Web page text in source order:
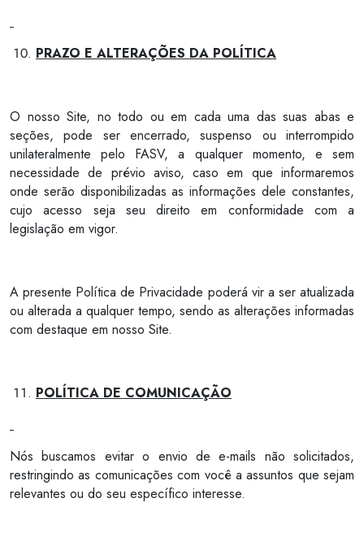
PRAZO E ALTERAÇÕES DA POLÍTICA
O nosso Site, no todo ou em cada uma das suas abas e
seções, pode ser encerrado, suspenso ou interrompido
unilateralmente pelo FASV, a qualquer momento, e sem
necessidade de prévio aviso, caso em que informaremos
onde serão disponibilizadas as informações dele constantes,
cujo acesso seja seu direito em conformidade com a
legislação em vigor.
A presente Política de Privacidade poderá vir a ser atualizada
ou alterada a qualquer tempo, sendo as alterações informadas
com destaque em nosso Site.
POLÍTICA DE COMUNICAÇÃO
Nós buscamos evitar o envio de e-mails não solicitados,
restringindo as comunicações com você a assuntos que sejam
relevantes ou do seu específico interesse.